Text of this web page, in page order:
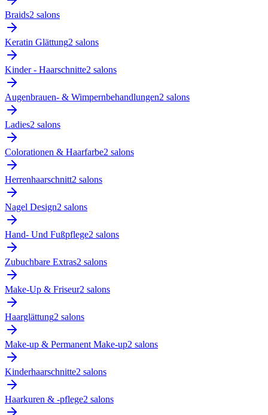
Braids2 salons
Keratin Glättung2 salons
Kinder - Haarschnitte2 salons
Augenbrauen- & Wimpernbehandlungen2 salons
Ladies2 salons
Colorationen & Haarfarbe2 salons
Herrenhaarschnitt2 salons
Nagel Design2 salons
Hand- Und Fußpflege2 salons
Zubuchbare Extras2 salons
Make-Up & Friseur2 salons
Haarglättung2 salons
Make-up & Permanent Make-up2 salons
Kinderhaarschnitte2 salons
Haarkuren & -pflege2 salons